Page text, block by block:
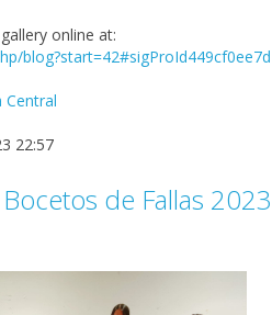
online at:
blog?start=42#sigProId449cf0ee7d
Central
22:57
de Fallas